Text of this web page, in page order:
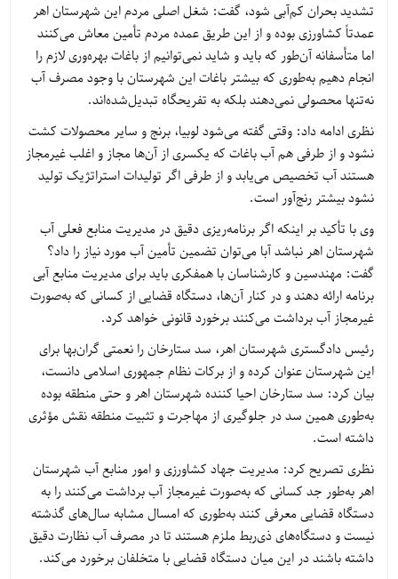
تشدید بحران کم‌آبی شود، گفت: شغل اصلی مردم این شهرستان اهر
عمدتاً کشاورزی بوده و از این طریق عمده مردم تأمین معاش می‌کنند
اما متأسفانه آن‌طور که باید و شاید نمی‌توانیم از باغات بهره‌وری لازم را
انجام دهیم به‌طوری که بیشتر باغات این شهرستان با وجود مصرف آب
نه‌تنها محصولی نمی‌دهند بلکه به تفریحگاه تبدیل‌شده‌اند.
نظری ادامه داد: وقتی گفته می‌شود لوبیا، برنج و سایر محصولات کشت
نشود و از طرفی هم آب باغات که یکسری از آن‌ها مجاز و اغلب غیرمجاز
هستند آب تخصیص می‌یابد و از طرفی اگر تولیدات استراتژیک تولید
نشود بیشتر رنج‌آور است.
وی با تأکید بر اینکه اگر برنامه‌ریزی دقیق در مدیریت منابع فعلی آب
شهرستان اهر نباشد آبا می‌توان تضمین تأمین آب مورد نیاز را داد؟
گفت: مهندسین و کارشناسان با همفکری باید برای مدیریت منابع آبی
برنامه ارائه دهند و در کنار آن‌ها، دستگاه قضایی از کسانی که به‌صورت
غیرمجاز آب برداشت می‌کنند برخورد قانونی خواهد کرد.
رئیس دادگستری شهرستان اهر، سد ستارخان را نعمتی گران‌بها برای
این شهرستان عنوان کرده و از برکات نظام جمهوری اسلامی دانست،
بیان کرد: سد ستارخان احیا کننده شهرستان اهر و حتی منطقه بوده
به‌طوری همین سد در جلوگیری از مهاجرت و تثبیت منطقه نقش مؤثری
داشته است.
نظری تصریح کرد: مدیریت جهاد کشاورزی و امور منابع آب شهرستان
اهر به‌طور جد کسانی که به‌صورت غیرمجاز آب برداشت می‌کنند را به
دستگاه قضایی معرفی کنند به‌طوری که امسال مشابه سال‌های گذشته
نیست و دستگاه‌های ذی‌ربط ملزم هستند تا در مصرف آب نظارت دقیق
داشته باشند در این میان دستگاه قضایی با متخلفان برخورد می‌کند.